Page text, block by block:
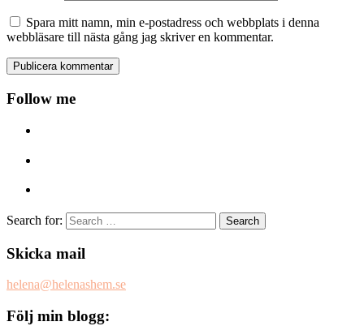
Spara mitt namn, min e-postadress och webbplats i denna
webbläsare till nästa gång jag skriver en kommentar.
Follow me
Search for:
Skicka mail
helena@helenashem.se
Följ min blogg: